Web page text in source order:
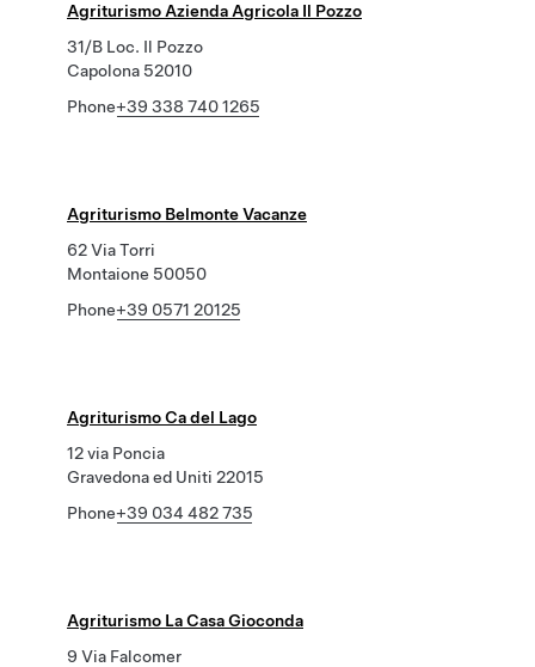
Agriturismo Azienda Agricola Il Pozzo
31/B Loc. Il Pozzo
Capolona 52010
Phone+39 338 740 1265
Agriturismo Belmonte Vacanze
62 Via Torri
Montaione 50050
Phone+39 0571 20125
Agriturismo Ca del Lago
12 via Poncia
Gravedona ed Uniti 22015
Phone+39 034 482 735
Agriturismo La Casa Gioconda
9 Via Falcomer